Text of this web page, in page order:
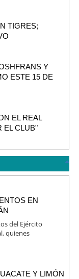
TIGRES;
Y
ESTE 15 DE
EL REAL
EL CLUB"
EN
del Ejército
quienes
Y LIMÓN